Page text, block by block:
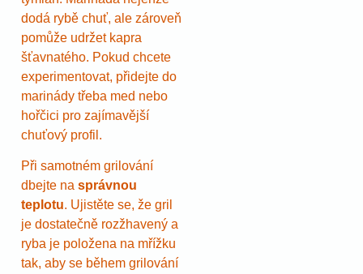
dodá rybě chuť, ale zároveň
pomůže udržet kapra
šťavnatého. Pokud chcete
experimentovat, přidejte do
marinády třeba med nebo
hořčici pro zajímavější
chuťový profil.
Při samotném grilování
dbejte na správnou
teplotu. Ujistěte se, že gril
je dostatečně rozžhavený a
ryba je položena na mřížku
tak, aby se během grilování